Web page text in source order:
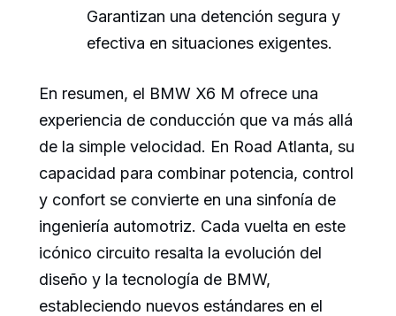
Garantizan una detención segura y
efectiva en situaciones exigentes.
En resumen, el BMW X6 M ofrece una
experiencia de conducción que va más allá
de la simple velocidad. En Road Atlanta, su
capacidad para combinar potencia, control
y confort se convierte en una sinfonía de
ingeniería automotriz. Cada vuelta en este
icónico circuito resalta la evolución del
diseño y la tecnología de BMW,
estableciendo nuevos estándares en el